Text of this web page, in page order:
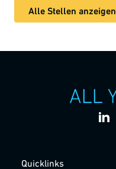
Alle Stellen anzeigen
Quicklinks